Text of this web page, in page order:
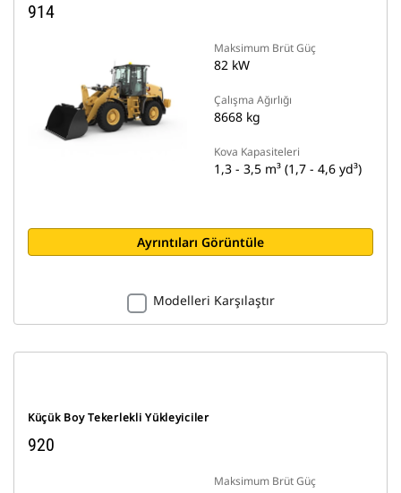
914
Maksimum Brüt Güç
82 kW
Çalışma Ağırlığı
8668 kg
Kova Kapasiteleri
1,3 - 3,5 m³ (1,7 - 4,6 yd³)
Ayrıntıları Görüntüle
Modelleri Karşılaştır
Küçük Boy Tekerlekli Yükleyiciler
920
Maksimum Brüt Güç